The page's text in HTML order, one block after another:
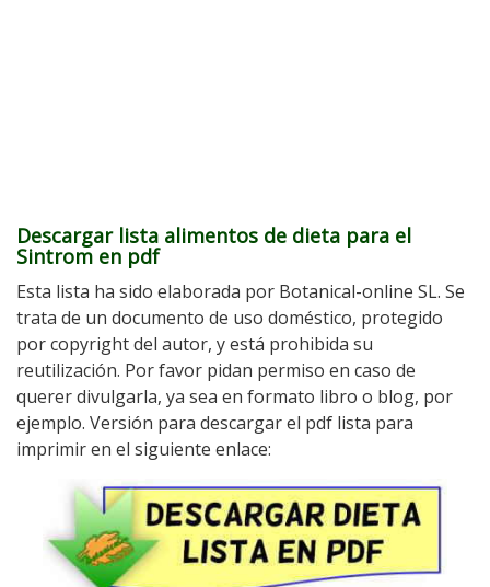
Descargar lista alimentos de dieta para el
Sintrom en pdf
Esta lista ha sido elaborada por Botanical-online SL. Se
trata de un documento de uso doméstico, protegido
por copyright del autor, y está prohibida su
reutilización. Por favor pidan permiso en caso de
querer divulgarla, ya sea en formato libro o blog, por
ejemplo. Versión para descargar el pdf lista para
imprimir en el siguiente enlace: